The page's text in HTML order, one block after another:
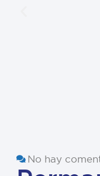
No hay